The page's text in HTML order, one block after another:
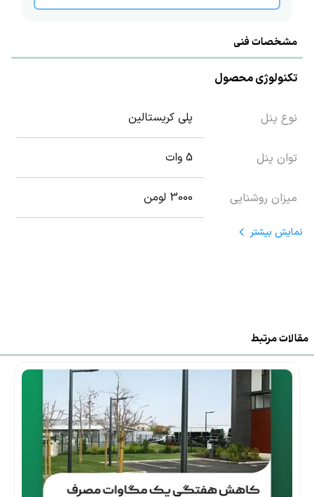
مشخصات فنی
تکنولوژی محصول
نوع پنل پلی کریستالین
توان پنل 5 وات
میزان روشنایی 3000 لومن
نمایش بیشتر
مقالات مرتبط